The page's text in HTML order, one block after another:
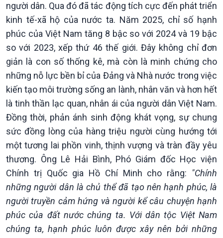
Kinh tế
Tin Kinh tế
Trước giờ mở cửa
Dòng chảy Kinh tế
Sức sống hàng Việt
Khởi nghiệp
Tuyên chiến với gian lận
thương mại
Nông nghiệp & Biển đảo
Tin Nông nghiệp & Biển
đảo
Mùa vàng
Biển đảo Việt Nam
Tâm tình biên giới và hải
đảo
Tìm hiểu biển, đảo Việt
Nam
người dân. Qua đó đã tác động tích cực đến phát triển
kinh tế-xã hộ của nước ta. Năm 2025, chỉ số hạnh
phúc của Việt Nam tăng 8 bậc so với 2024 và 19 bậc
so với 2023, xếp thứ 46 thế giới. Đây không chỉ đơn
giản là con số thống kê, mà còn là minh chứng cho
những nỗ lực bền bỉ của Đảng và Nhà nước trong việc
kiến tạo môi trường sống an lành, nhân văn và hơn hết
là tinh thần lạc quan, nhân ái của người dân Việt Nam.
Đồng thời, phản ánh sinh động khát vọng, sự chung
sức đồng lòng của hàng triệu người cùng hướng tới
một tương lai phồn vinh, thịnh vượng và tràn đầy yêu
thương. Ông Lê Hải Bình, Phó Giám đốc Học viện
Chính trị Quốc gia Hồ Chí Minh cho rằng: "Chính
những người dân là chủ thể đã tạo nên hạnh phúc, là
người truyền cảm hứng và người kể câu chuyện hạnh
phúc của đất nước chúng ta. Với dân tộc Việt Nam
chúng ta, hạnh phúc luôn được xây nên bởi những